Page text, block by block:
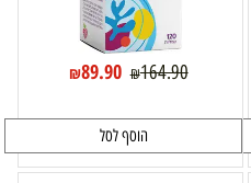
₪164.90
₪89.90
הוסף לסל